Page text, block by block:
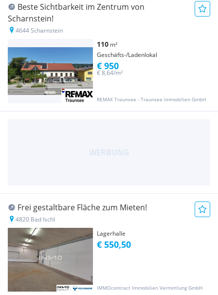
Beste Sichtbarkeit im Zentrum von
Scharnstein!
4644 Scharnstein
110 m²
Geschäfts-/Ladenlokal
REMAX Traunsee - Traunsee Immobilien GmbH
€ 8,64/m²
€ 950
Frei gestaltbare Fläche zum Mieten!
4820 Bad Ischl
Lagerhalle
IMMOcontract Immobilien Vermittlung GmbH
€ 550,50